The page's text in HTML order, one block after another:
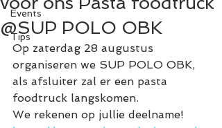
Events
Tips
@SUP POLO OBK
Op zaterdag 28 augustus
organiseren we SUP POLO OBK,
als afsluiter zal er een pasta
foodtruck langskomen.
We rekenen op jullie deelname!